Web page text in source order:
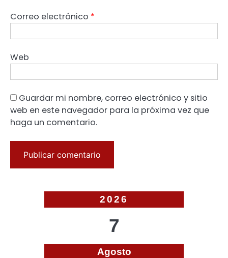
Correo electrónico *
Web
Guardar mi nombre, correo electrónico y sitio
web en este navegador para la próxima vez que
haga un comentario.
2026
7
Agosto